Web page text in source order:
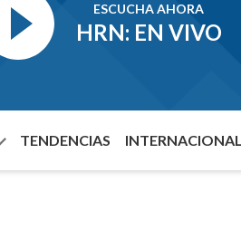
ESCUCHA AHORA
HRN: EN VIVO
TENDENCIAS